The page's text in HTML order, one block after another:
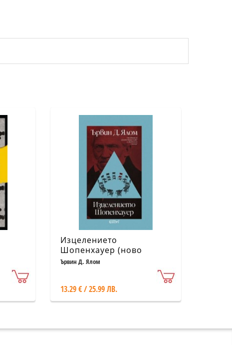
Изцелението
Шопенхауер (ново
издание)
Ървин Д. Ялом
13.29 € / 25.99 ЛВ.